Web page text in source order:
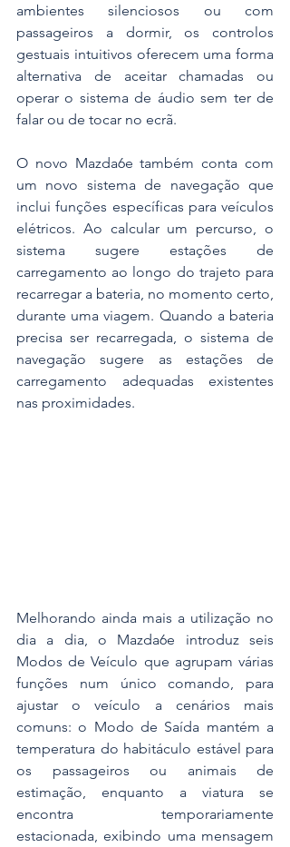
ambientes silenciosos ou com
passageiros a dormir, os controlos
gestuais intuitivos oferecem uma forma
alternativa de aceitar chamadas ou
operar o sistema de áudio sem ter de
falar ou de tocar no ecrã.
O novo Mazda6e também conta com
um novo sistema de navegação que
inclui funções específicas para veículos
elétricos. Ao calcular um percurso, o
sistema sugere estações de
carregamento ao longo do trajeto para
recarregar a bateria, no momento certo,
durante uma viagem. Quando a bateria
precisa ser recarregada, o sistema de
navegação sugere as estações de
carregamento adequadas existentes
nas proximidades.
Melhorando ainda mais a utilização no
dia a dia, o Mazda6e introduz seis
Modos de Veículo que agrupam várias
funções num único comando, para
ajustar o veículo a cenários mais
comuns: o Modo de Saída mantém a
temperatura do habitáculo estável para
os passageiros ou animais de
estimação, enquanto a viatura se
encontra temporariamente
estacionada, exibindo uma mensagem